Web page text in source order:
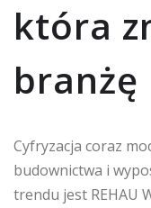
która
branżę
Cyfryzacja coraz
budownictwa i
trendu jest REHAU